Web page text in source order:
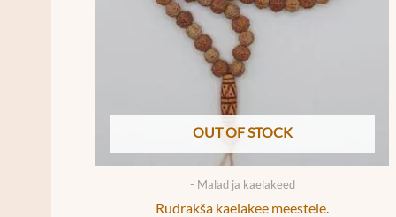
OUT OF STOCK
- Malad ja kaelakeed
Rudrakša kaelakee meestele.